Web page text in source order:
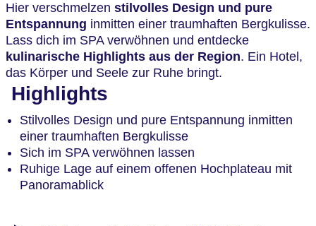
Hier verschmelzen stilvolles Design und pure
Entspannung inmitten einer traumhaften Bergkulisse.
Lass dich im SPA verwöhnen und entdecke
kulinarische Highlights aus der Region. Ein Hotel,
das Körper und Seele zur Ruhe bringt.
Highlights
Stilvolles Design und pure Entspannung inmitten
einer traumhaften Bergkulisse
Sich im SPA verwöhnen lassen
Ruhige Lage auf einem offenen Hochplateau mit
Panoramablick